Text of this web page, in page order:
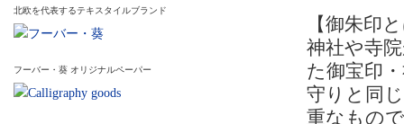
北欧を代表するテキスタイルブランド
フーバー・葵 オリジナルペーパー
【御朱印
神社や寺
た御宝印
守りと同
重なもの